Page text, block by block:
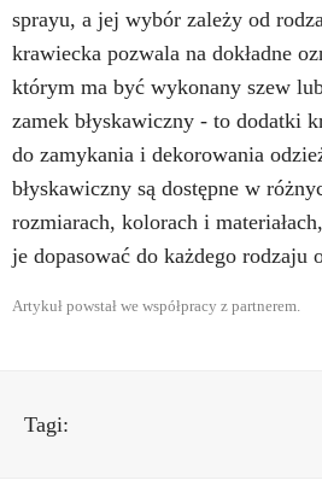
sprayu, a jej wybór zależy od
krawiecka pozwala na dokładne
którym ma być wykonany szew
zamek błyskawiczny - to dodatki
do zamykania i dekorowania
błyskawiczny są dostępne w
rozmiarach, kolorach i
je dopasować do każdego rodzaju
Artykuł powstał we współpracy z partnerem.
Tagi: